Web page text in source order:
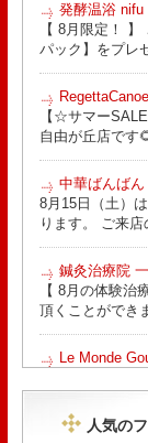
発酵温浴 nifu
【 8月限定！
パック】をプレ
【☆サマー
自由が丘店です
中華ばんばん
8月15日（土）
ります。 ご来店
鍼灸治療院
【 8月の体験
頂くことができ
Le Monde
人気の